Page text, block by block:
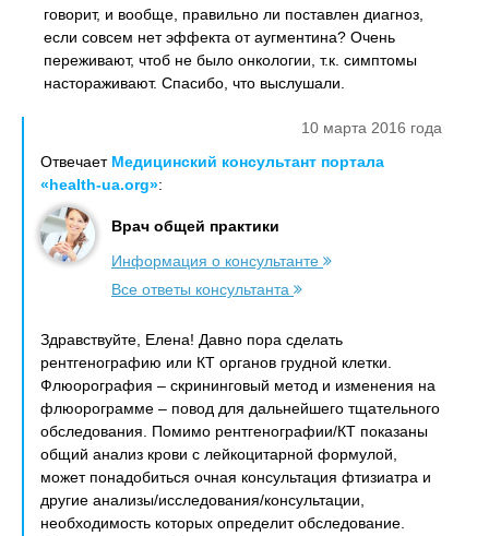
говорит, и вообще, правильно ли поставлен диагноз,
если совсем нет эффекта от аугментина? Очень
переживают, чтоб не было онкологии, т.к. симптомы
настораживают. Спасибо, что выслушали.
10 марта 2016 года
Отвечает Медицинский консультант портала
«health-ua.org»:
Врач общей практики
Информация о консультанте
Все ответы консультанта
Здравствуйте, Елена! Давно пора сделать
рентгенографию или КТ органов грудной клетки.
Флюорография – скрининговый метод и изменения на
флюорограмме – повод для дальнейшего тщательного
обследования. Помимо рентгенографии/КТ показаны
общий анализ крови с лейкоцитарной формулой,
может понадобиться очная консультация фтизиатра и
другие анализы/исследования/консультации,
необходимость которых определит обследование.